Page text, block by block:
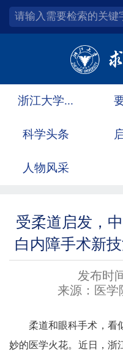
浙江大学...
科学头条
人物风采
受柔道启发，
白内障手术新
发布时
来源：医学
柔道和眼科手术，看
妙的医学火花。 近日，浙